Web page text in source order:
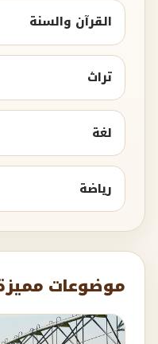
القرآن والسنة
تراث
لغة
رياضة
موضوعات